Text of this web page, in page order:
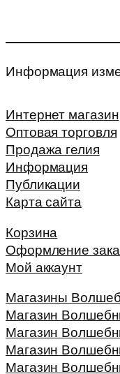
Информация
Интернет магазин
Оптовая торговля
Продажа гелия
Информация
Публикации
Карта сайта
Корзина
Оформление
Мой аккаунт
Магазины
Магазин
Магазин
Магазин
Магазин